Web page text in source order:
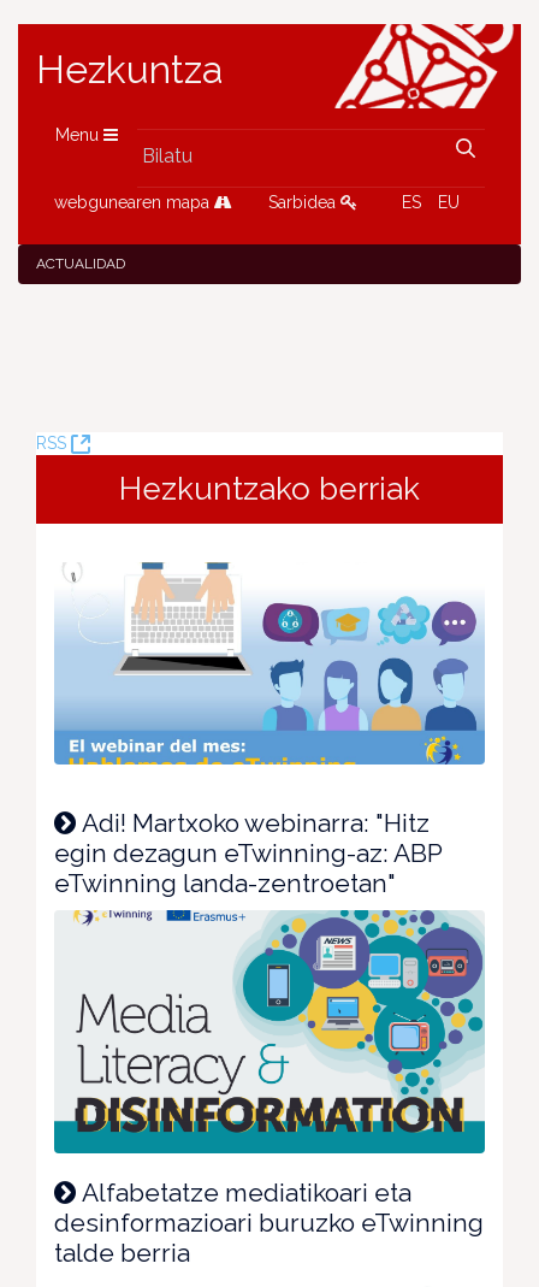
Hezkuntza
Menu
webgunearen mapa Sarbidea ES EU
ACTUALIDAD
RSS
(Leiho
ireki)Hezkuntzako berriak
Adi! Martxoko webinarra: "Hitz
egin dezagun eTwinning-az: ABP
eTwinning landa-zentroetan"
Alfabetatze mediatikoari eta
desinformazioari buruzko eTwinning
talde berria